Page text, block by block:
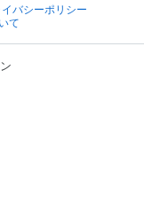
イバシーポリシー
て